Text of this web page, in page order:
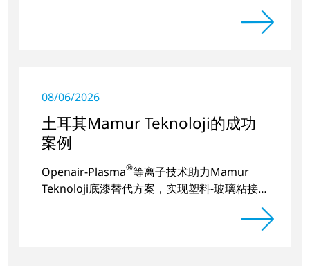
08/06/2026
土耳其Mamur Teknoloji的成功
案例
Openair-Plasma®等离子技术助力Mamur
Teknoloji底漆替代方案，实现塑料-玻璃粘接